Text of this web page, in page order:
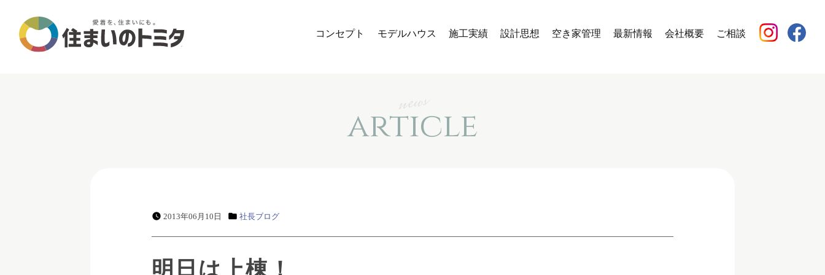
コンセプト モデルハウス 施工実績 設計思想 空き家管理 最新情報 会社概要 ご相談
article
2013年06月10日 社長ブログ
明日は上棟！